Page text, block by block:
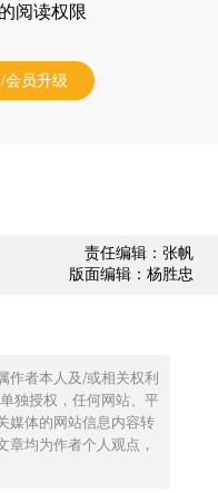
阅读权限
会员升级
责任编辑：张帆
版面编辑：杨胜忠
作者本人及/或相关权利
独授权，任何网站、平
媒体的网站信息内容转
均为作者个人观点，